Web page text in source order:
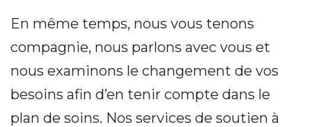
En même temps, nous vous tenons
compagnie, nous parlons avec vous et
nous examinons le changement de vos
besoins afin d’en tenir compte dans le
plan de soins. Nos services de soutien à